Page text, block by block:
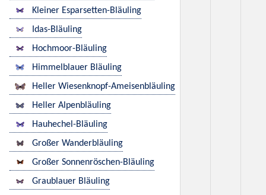
Kleiner Esparsetten-Bläuling
Idas-Bläuling
Hochmoor-Bläuling
Himmelblauer Bläuling
Heller Wiesenknopf-Ameisenbläuling
Heller Alpenbläuling
Hauhechel-Bläuling
Großer Wanderbläuling
Großer Sonnenröschen-Bläuling
Graublauer Bläuling